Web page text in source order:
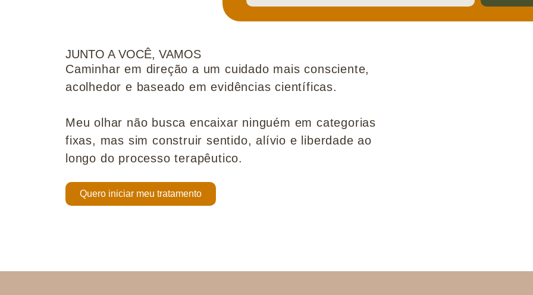
JUNTO A VOCÊ, VAMOS
Caminhar em direção a um cuidado mais consciente,
acolhedor e baseado em evidências científicas.
Meu olhar não busca encaixar ninguém em categorias
fixas, mas sim construir sentido, alívio e liberdade ao
longo do processo terapêutico.
Quero iniciar meu tratamento